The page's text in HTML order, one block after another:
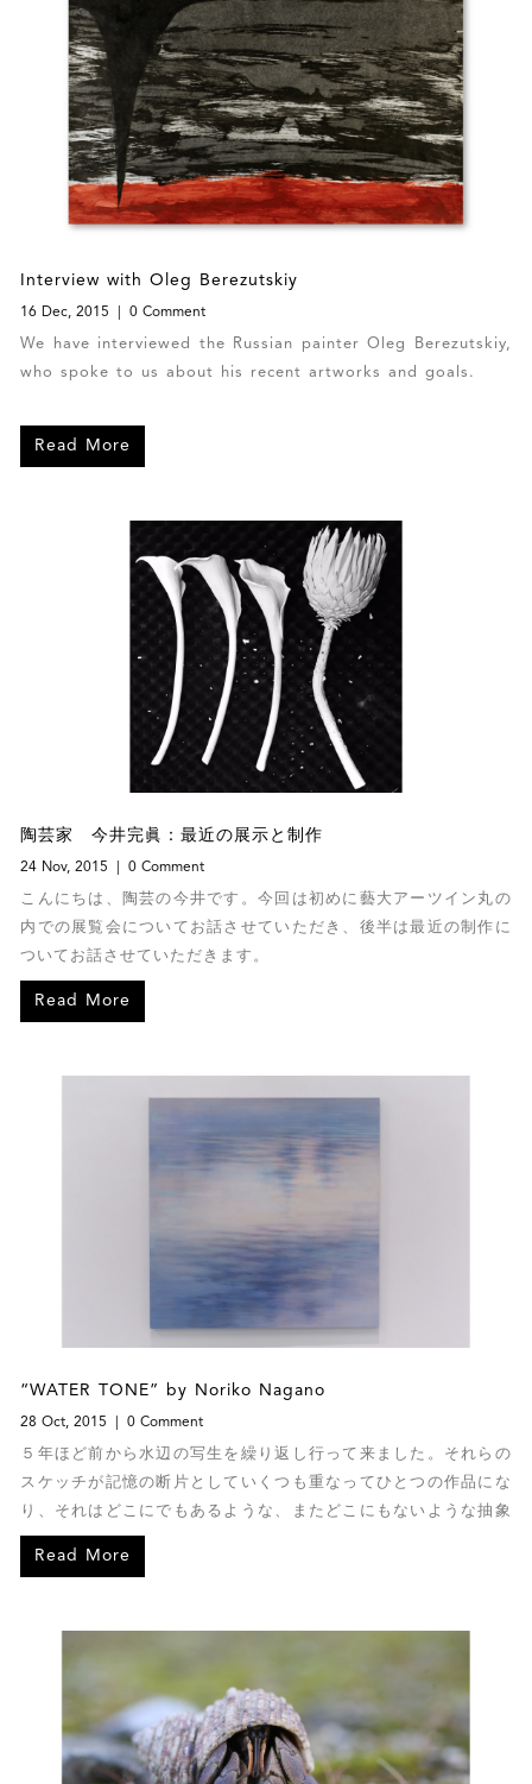
Interview with Oleg Berezutskiy
16 Dec, 2015 0 Comment
We have interviewed the Russian painter Oleg Berezutskiy,
who spoke to us about his recent artworks and goals.
Read More
陶芸家 今井完眞：最近の展示と制作
24 Nov, 2015 0 Comment
こんにちは、陶芸の今井です。今回は初めに藝大アーツイン丸の
内での展覧会についてお話させていただき、後半は最近の制作に
ついてお話させていただきます。
Read More
“WATER TONE” by Noriko Nagano
28 Oct, 2015 0 Comment
５年ほど前から水辺の写生を繰り返し行って来ました。それらの
スケッチが記憶の断片としていくつも重なってひとつの作品にな
り、それはどこにでもあるような、またどこにもないような抽象
的_P5A5425な風景です。
Read More